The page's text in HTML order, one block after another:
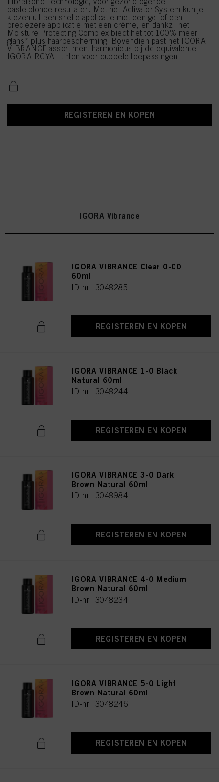
pastelblonde resultaten. Met het Activator System kun je
kiezen uit een snelle applicatie met een gel of een
preciezere applicatie met een crème, en dankzij het
Moisture Protecting Complex biedt het tot 100% meer
glans* plus haarbescherming. Bovendien past het IGORA
VIBRANCE assortiment harmonieus bij de equivalente
IGORA ROYAL tinten voor dubbele toepassingen.
REGISTEREN EN KOPEN
IGORA Vibrance
IGORA VIBRANCE Clear 0-00
60ml
ID-nr. 3048285
REGISTEREN EN KOPEN
IGORA VIBRANCE 1-0 Black
Natural 60ml
ID-nr. 3048244
REGISTEREN EN KOPEN
IGORA VIBRANCE 3-0 Dark
Brown Natural 60ml
ID-nr. 3048984
REGISTEREN EN KOPEN
IGORA VIBRANCE 4-0 Medium
Brown Natural 60ml
ID-nr. 3048234
REGISTEREN EN KOPEN
IGORA VIBRANCE 5-0 Light
Brown Natural 60ml
ID-nr. 3048246
REGISTEREN EN KOPEN